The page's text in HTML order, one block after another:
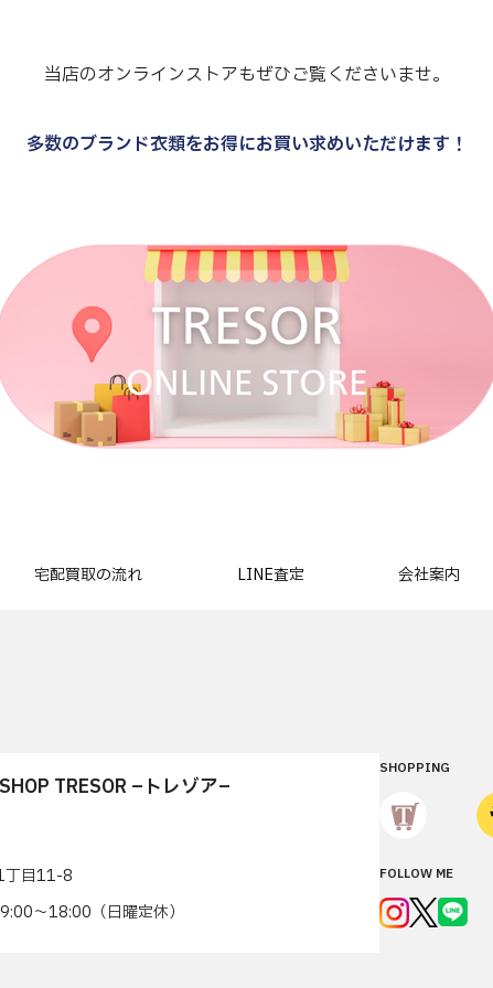
当店のオンラインストアもぜひご覧くださいませ。
多数のブランド衣類をお得にお買い求めいただけます！
宅配買取の流れ LINE査定 会社案内
TRESOR –トレゾア–
丁目11-8
〜18:00（日曜定休）
SHOPPING
FOLLOW ME